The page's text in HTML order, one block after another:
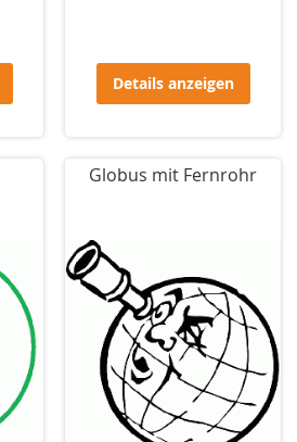
Details anzeigen
Globus mit Fernrohr